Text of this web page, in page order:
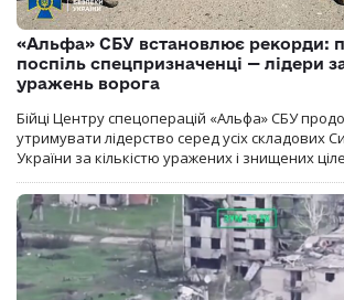
«Альфа» СБУ встановлює рекорди:
поспіль спецпризначенці — лідери
уражень ворога
Бійці Центру спецоперацій «Альфа» СБУ
утримувати лідерство серед усіх складових
України за кількістю уражених і знищених